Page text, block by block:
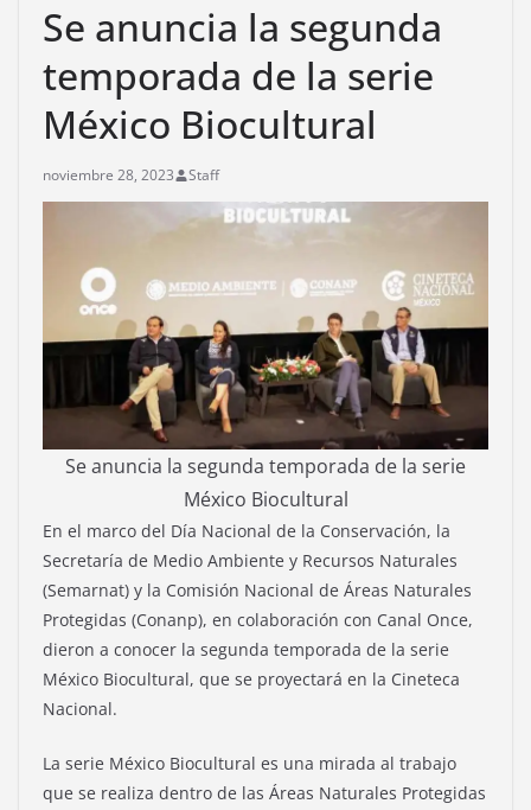
Se anuncia la segunda
temporada de la serie
México Biocultural
noviembre 28, 2023 Staff
Se anuncia la segunda temporada de la serie
México Biocultural
En el marco del Día Nacional de la Conservación, la
Secretaría de Medio Ambiente y Recursos Naturales
(Semarnat) y la Comisión Nacional de Áreas Naturales
Protegidas (Conanp), en colaboración con Canal Once,
dieron a conocer la segunda temporada de la serie
México Biocultural, que se proyectará en la Cineteca
Nacional.
La serie México Biocultural es una mirada al trabajo
que se realiza dentro de las Áreas Naturales Protegidas